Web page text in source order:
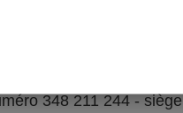
par l'organisme
348 211 244 -